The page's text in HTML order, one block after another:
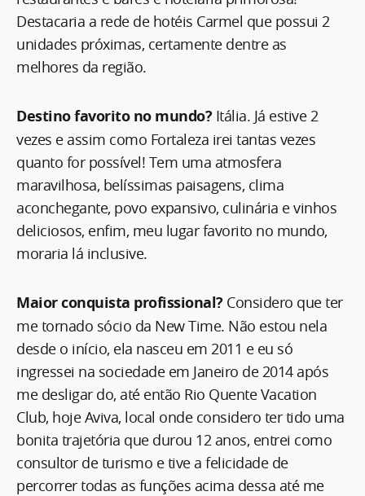
Destacaria a rede de hotéis Carmel que possui 2
unidades próximas, certamente dentre as
melhores da região.
Destino favorito no mundo? Itália. Já estive 2
vezes e assim como Fortaleza irei tantas vezes
quanto for possível! Tem uma atmosfera
maravilhosa, belíssimas paisagens, clima
aconchegante, povo expansivo, culinária e vinhos
deliciosos, enfim, meu lugar favorito no mundo,
moraria lá inclusive.
Maior conquista profissional? Considero que ter
me tornado sócio da New Time. Não estou nela
desde o início, ela nasceu em 2011 e eu só
ingressei na sociedade em Janeiro de 2014 após
me desligar do, até então Rio Quente Vacation
Club, hoje Aviva, local onde considero ter tido uma
bonita trajetória que durou 12 anos, entrei como
consultor de turismo e tive a felicidade de
percorrer todas as funções acima dessa até me